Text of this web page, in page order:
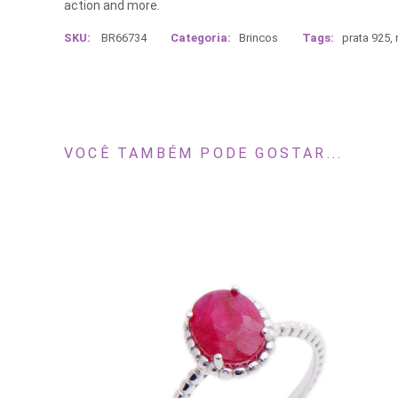
action and more.
SKU: BR66734 Categoria: Brincos Tags: prata 925,
VOCÊ TAMBÉM PODE GOSTAR...